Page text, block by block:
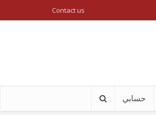
Contact us
حسابي